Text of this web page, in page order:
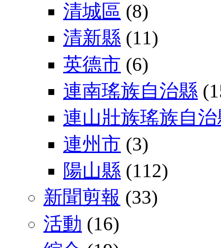
清城區 (8)
清新縣 (11)
英德市 (6)
連南瑤族自治縣
連山壯族瑤族自
連州市 (3)
陽山縣 (112)
新聞剪報 (33)
活動 (16)